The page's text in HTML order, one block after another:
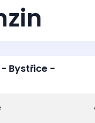
Bystřice -